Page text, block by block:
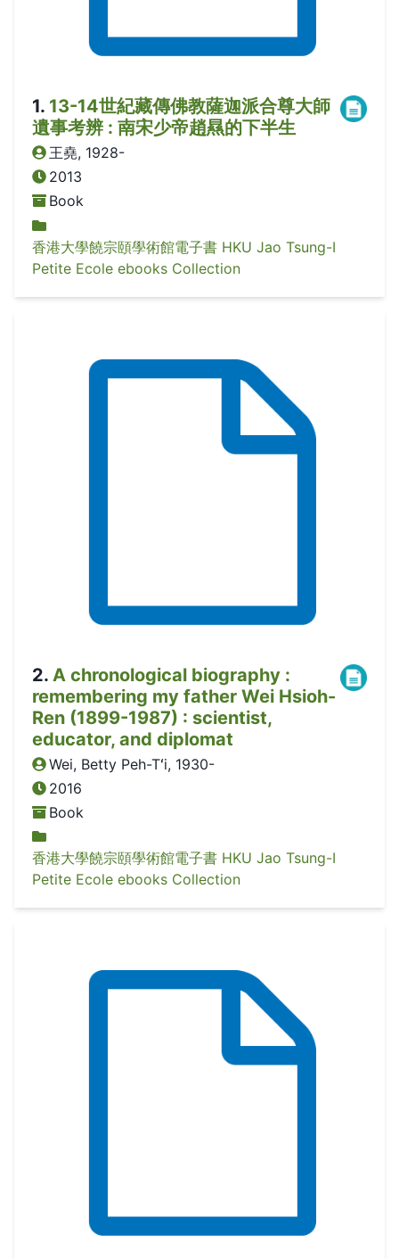
1. 13-14世紀藏傳佛教薩迦派合尊大師
遺事考辨 : 南宋少帝趙㬎的下半生
王堯, 1928-
2013
Book
香港大學饒宗頤學術館電子書 HKU Jao Tsung-I
Petite Ecole ebooks Collection
2. A chronological biography :
remembering my father Wei Hsioh-
Ren (1899-1987) : scientist,
educator, and diplomat
Wei, Betty Peh-Tʻi, 1930-
2016
Book
香港大學饒宗頤學術館電子書 HKU Jao Tsung-I
Petite Ecole ebooks Collection